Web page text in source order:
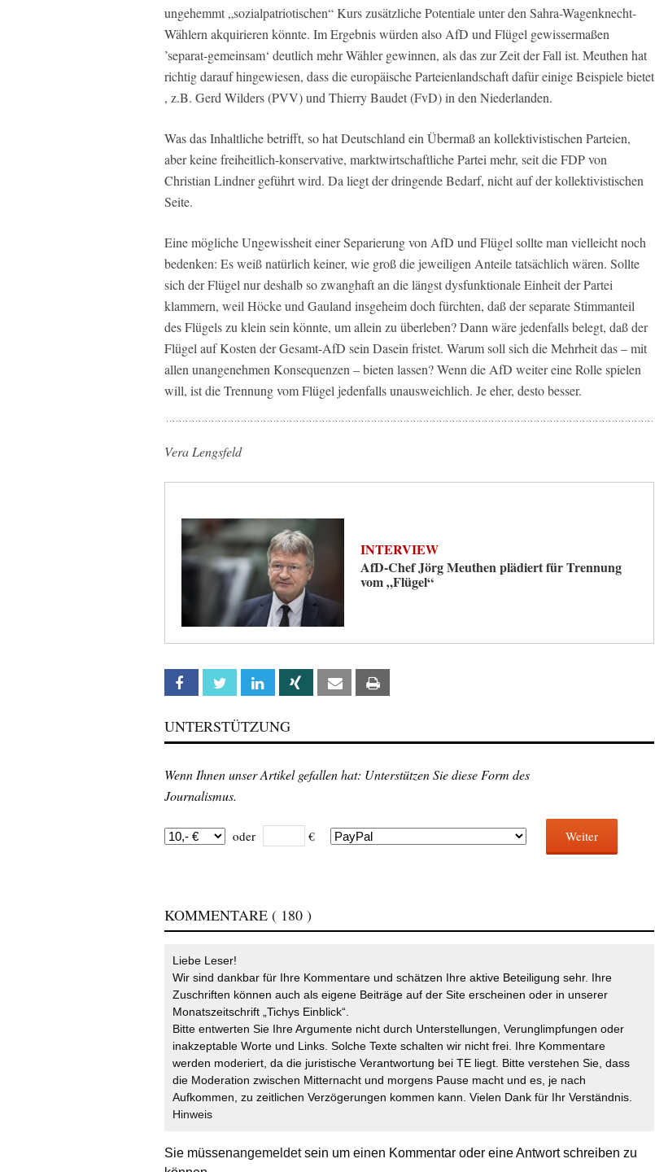
ungehemmt „sozialpatriotischen“ Kurs zusätzliche Potentiale unter den Sahra-Wagenknecht-
Wählern akquirieren könnte. Im Ergebnis würden also AfD und Flügel gewissermaßen
’separat-gemeinsam‘ deutlich mehr Wähler gewinnen, als das zur Zeit der Fall ist. Meuthen hat
richtig darauf hingewiesen, dass die europäische Parteienlandschaft dafür einige Beispiele bietet
, z.B. Gerd Wilders (PVV) und Thierry Baudet (FvD) in den Niederlanden.
Was das Inhaltliche betrifft, so hat Deutschland ein Übermaß an kollektivistischen Parteien,
aber keine freiheitlich-konservative, marktwirtschaftliche Partei mehr, seit die FDP von
Christian Lindner geführt wird. Da liegt der dringende Bedarf, nicht auf der kollektivistischen
Seite.
Eine mögliche Ungewissheit einer Separierung von AfD und Flügel sollte man vielleicht noch
bedenken: Es weiß natürlich keiner, wie groß die jeweiligen Anteile tatsächlich wären. Sollte
sich der Flügel nur deshalb so zwanghaft an die längst dysfunktionale Einheit der Partei
klammern, weil Höcke und Gauland insgeheim doch fürchten, daß der separate Stimmanteil
des Flügels zu klein sein könnte, um allein zu überleben? Dann wäre jedenfalls belegt, daß der
Flügel auf Kosten der Gesamt-AfD sein Dasein fristet. Warum soll sich die Mehrheit das – mit
allen unangenehmen Konsequenzen – bieten lassen? Wenn die AfD weiter eine Rolle spielen
will, ist die Trennung vom Flügel jedenfalls unausweichlich. Je eher, desto besser.
Vera Lengsfeld
INTERVIEW
AfD-Chef Jörg Meuthen plädiert für Trennung
vom „Flügel“
Facebook Twitter Linkedin Xing Email
UNTERSTÜTZUNG
Wenn Ihnen unser Artikel gefallen hat: Unterstützen Sie diese Form des
Journalismus.
oder € Weiter
KOMMENTARE ( 180 )
Liebe Leser!
Wir sind dankbar für Ihre Kommentare und schätzen Ihre aktive Beteiligung sehr. Ihre
Zuschriften können auch als eigene Beiträge auf der Site erscheinen oder in unserer
Monatszeitschrift „Tichys Einblick“.
Bitte entwerten Sie Ihre Argumente nicht durch Unterstellungen, Verunglimpfungen oder
inakzeptable Worte und Links. Solche Texte schalten wir nicht frei. Ihre Kommentare
werden moderiert, da die juristische Verantwortung bei TE liegt. Bitte verstehen Sie, dass
die Moderation zwischen Mitternacht und morgens Pause macht und es, je nach
Aufkommen, zu zeitlichen Verzögerungen kommen kann. Vielen Dank für Ihr Verständnis.
Hinweis
Sie müssenangemeldetsein um einen Kommentar oder eine Antwort schreiben zu